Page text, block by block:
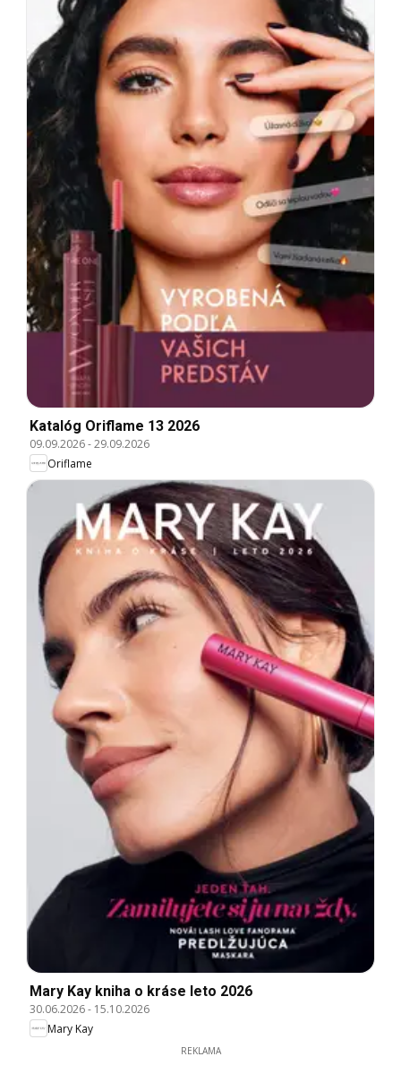
Katalóg Oriflame 13 2026
09.09.2026-29.09.2026
Oriflame
Mary Kay kniha o kráse leto 2026
30.06.2026- 15.10.2026
Mary Kay
REKLAMA